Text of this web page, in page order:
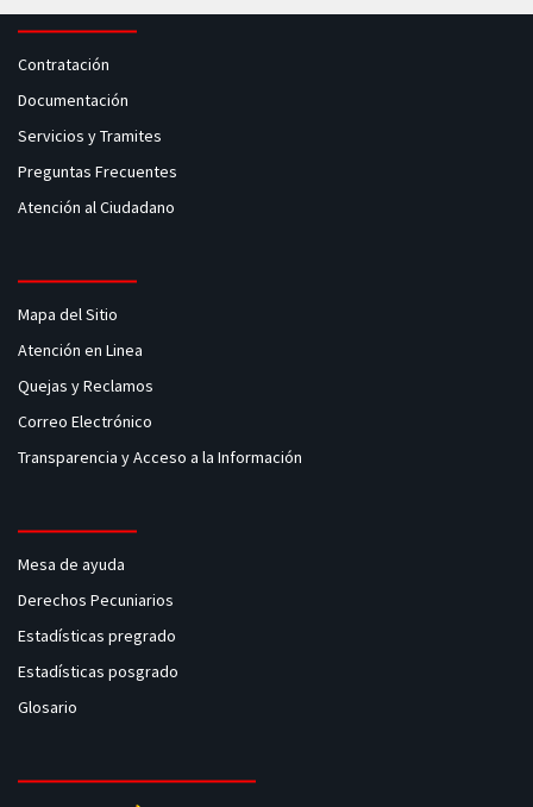
Contratación
Documentación
Servicios y Tramites
Preguntas Frecuentes
Atención al Ciudadano
Mapa del Sitio
Atención en Linea
Quejas y Reclamos
Correo Electrónico
Transparencia y Acceso a la Información
Mesa de ayuda
Derechos Pecuniarios
Estadísticas pregrado
Estadísticas posgrado
Glosario